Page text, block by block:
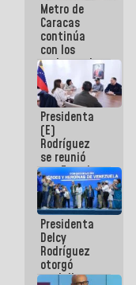
Metro de
Caracas
continúa
con los
trabajos de
mantenimiento
e inspección
en la Línea 2
Presidenta
(E)
Rodríguez
se reunió
con Estado
Mayor
Eléctrico
para
abordar
planes de
acción
Presidenta
Delcy
Rodríguez
otorgó
medalla